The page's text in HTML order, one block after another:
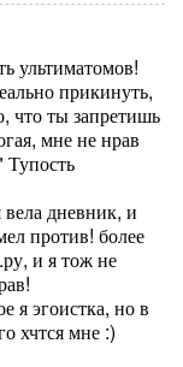
ультиматомов!
прикинуть,
что ты запретишь
мне не нрав
Тупость
дневник, и
против! более
и я тож не
я эгоистка, но в
хчтся мне :)